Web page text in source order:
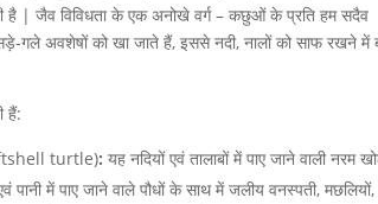
है | जैव विविधता के एक अनोखे वर्ग – कछुओं के प्रति हम सदैव
सड़े-गले अवशेषों को खा जाते हैं, इससे नदी, नालों को साफ रखने में
हैं:
turtle):यह नदियों एवं तालाबों में पाए जाने वाली नरम
में पाए जाने वाले पौधों के साथ में जलीय वनस्पती,